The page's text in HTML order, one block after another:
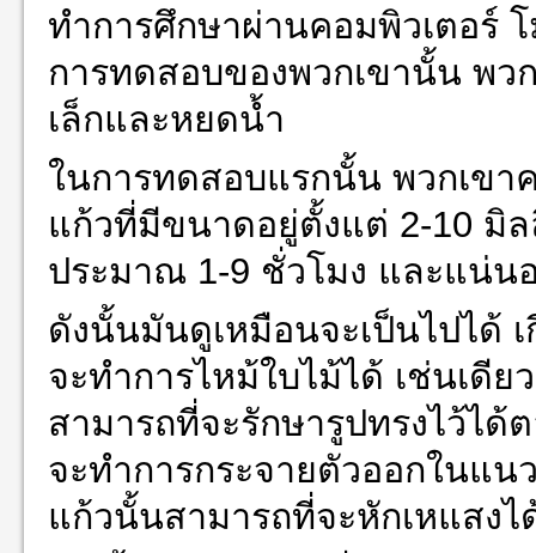
ทำการศึกษาผ่านคอมพิวเตอร์
การทดสอบของพวกเขานั้น พว
เล็กและหยดน้ำ
ในการทดสอบแรกนั้น พวกเขา
แก้วที่มีขนาดอยู่ตั้งแต่ 2-10 มิ
ประมาณ 1-9 ชั่วโมง และแน่น
ดังนั้นมันดูเหมือนจะเป็นไปได้
จะทำการไหม้ใบไม้ได้ เช่นเ
สามารถที่จะรักษารูปทรงไว้ไ
จะทำการกระจายตัวออกในแ
แก้วนั้นสามารถที่จะหักเหแสง